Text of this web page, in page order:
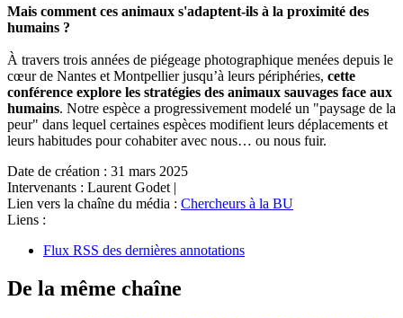
Mais comment ces animaux s'adaptent-ils à la proximité des
humains ?
À travers trois années de piégeage photographique menées depuis le
cœur de Nantes et Montpellier jusqu’à leurs périphéries, cette
conférence explore les stratégies des animaux sauvages face aux
humains. Notre espèce a progressivement modelé un "paysage de la
peur" dans lequel certaines espèces modifient leurs déplacements et
leurs habitudes pour cohabiter avec nous… ou nous fuir.
Date de création : 31 mars 2025
Intervenants : Laurent Godet |
Lien vers la chaîne du média : Chercheurs à la BU
Liens :
Flux RSS des dernières annotations
De la même chaîne